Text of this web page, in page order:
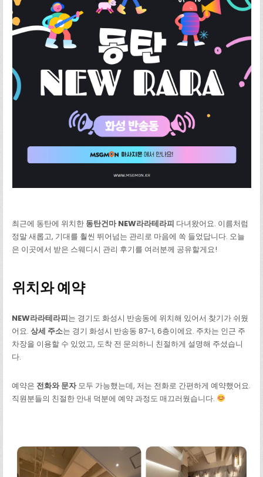
최근에 동탄에 위치한 동탄건마 NEW라라테라피 다녀왔어요. 이름처럼
정말 새롭고, 기대를 훨씬 뛰어넘는 관리로 마음에 쏙 들었답니다. 오늘
은 이곳에서 받은 스웨디시 관리 후기를 여러분께 공유할게요!
위치와 예약
NEW라라테라피는 경기도 화성시 반송동에 위치해 있어서 찾기가 쉬웠
어요.상세 주소는 경기 화성시 반송동 87-1, 6층이에요. 주차는 인근 주
차장을 이용할 수 있었고, 도착 전 문의하니 친절하게 설명해 주셨습니
다.
예약은 전화와 문자모두 가능했는데, 저는 전화로 간편하게 예약했어요.
직원분들의 친절한 안내 덕분에 예약 과정도 매끄러웠습니다.